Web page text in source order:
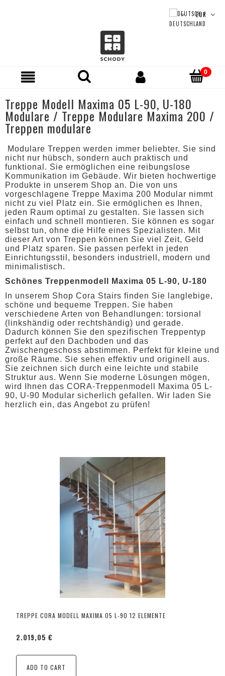
Treppe Modell Maxima 05 L-90, U-180
Modulare / Treppe Modulare Maxima 200 /
Treppen modulare
Modulare Treppen werden immer beliebter. Sie sind
nicht nur hübsch, sondern auch praktisch und
funktional. Sie ermöglichen eine reibungslose
Kommunikation im Gebäude. Wir bieten hochwertige
Produkte in unserem Shop an. Die von uns
vorgeschlagene Treppe Maxima 200 Modular nimmt
nicht zu viel Platz ein. Sie ermöglichen es Ihnen,
jeden Raum optimal zu gestalten. Sie lassen sich
einfach und schnell montieren. Sie können es sogar
selbst tun, ohne die Hilfe eines Spezialisten. Mit
dieser Art von Treppen können Sie viel Zeit, Geld
und Platz sparen. Sie passen perfekt in jeden
Einrichtungsstil, besonders industriell, modern und
minimalistisch.
Schönes Treppenmodell Maxima 05 L-90, U-180
In unserem Shop Cora Stairs finden Sie langlebige,
schöne und bequeme Treppen. Sie haben
verschiedene Arten von Behandlungen: torsional
(linkshändig oder rechtshändig) und gerade.
Dadurch können Sie den spezifischen Treppentyp
perfekt auf den Dachboden und das
Zwischengeschoss abstimmen. Perfekt für kleine und
große Räume. Sie sehen effektiv und originell aus.
Sie zeichnen sich durch eine leichte und stabile
Struktur aus. Wenn Sie moderne Lösungen mögen,
wird Ihnen das CORA-Treppenmodell Maxima 05 L-
90, U-90 Modular sicherlich gefallen. Wir laden Sie
herzlich ein, das Angebot zu prüfen!
TREPPE CORA MODELL MAXIMA 05 L-90 12 ELEMENTE
2.019,05 €
ADD TO CART